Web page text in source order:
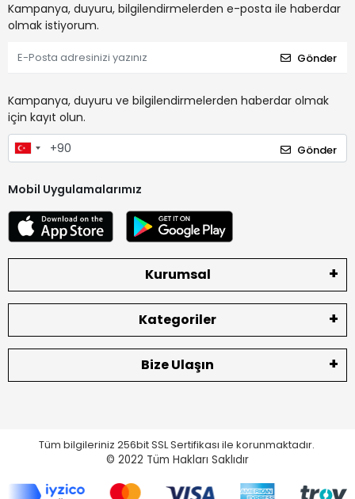
Kampanya, duyuru, bilgilendirmelerden e-posta ile haberdar
olmak istiyorum.
Gönder
Kampanya, duyuru ve bilgilendirmelerden haberdar olmak
için kayıt olun.
Gönder
Mobil Uygulamalarımız
Kurumsal
Kategoriler
Bize Ulaşın
Tüm bilgileriniz 256bit SSL Sertifikası ile korunmaktadır.
© 2022 Tüm Hakları Saklıdır